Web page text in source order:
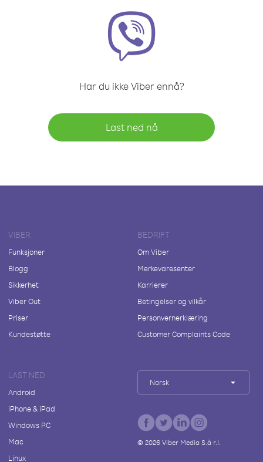
Har du ikke Viber ennå?
Last ned nå
VIBER
Funksjoner
Blogg
Sikkerhet
Viber Out
Priser
Kundestøtte
BEDRIFT
Om Viber
Merkevaresenter
Karrierer
Betingelser og vilkår
Personvernerklæring
Customer Complaints Code
LAST NED
Android
iPhone & iPad
Windows PC
Mac
Linux
Norsk
© 2026Viber Media S.à r.l.